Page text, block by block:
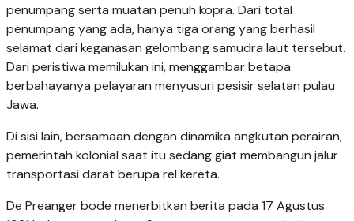
penumpang serta muatan penuh kopra. Dari total
penumpang yang ada, hanya tiga orang yang berhasil
selamat dari keganasan gelombang samudra laut tersebut.
Dari peristiwa memilukan ini, menggambar betapa
berbahayanya pelayaran menyusuri pesisir selatan pulau
Jawa.
Di sisi lain, bersamaan dengan dinamika angkutan perairan,
pemerintah kolonial saat itu sedang giat membangun jalur
transportasi darat berupa rel kereta.
De Preanger bode menerbitkan berita pada 17 Agustus